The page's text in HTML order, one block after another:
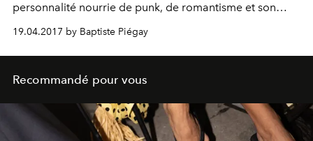
personnalité nourrie de punk, de romantisme et son
attachement viscéral à rome donnent déjà un nouvel
élan à une ligne qui s’annonce passionnante, réfléchie et
spontanée.
19.04.2017 by Baptiste Piégay
Recommandé pour vous